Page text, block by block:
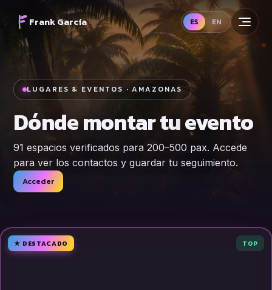
Frank García ES EN
LUGARES & EVENTOS · AMAZONAS
Dónde montar tuevento
91 espacios verificados para 200–500 pax. Accede
para ver los contactos y guardar tu seguimiento.
Acceder
★ DESTACADO TOP